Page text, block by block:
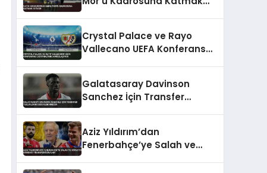
Crystal Palace ve Rayo
Vallecano UEFA Konferans
Galatasaray Davinson
Sanchez İçin Transfer
Aziz Yıldırım’dan
Fenerbahçe’ye Salah ve